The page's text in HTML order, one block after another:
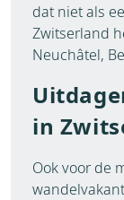
dat niet als
Zwitserland
Neuchâtel,
in
Ook voor de